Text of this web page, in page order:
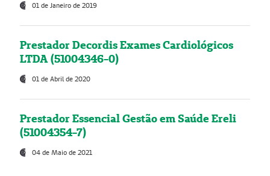
01 de Janeiro de 2019
Prestador Decordis Exames Cardiológicos
LTDA (51004346-0)
01 de Abril de 2020
Prestador Essencial Gestão em Saúde Ereli
(51004354-7)
04 de Maio de 2021